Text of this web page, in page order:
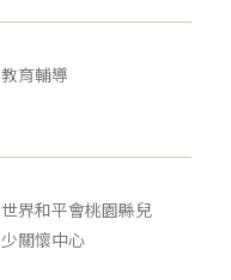
教育輔導
世界和平會桃園縣兒
少關懷中心